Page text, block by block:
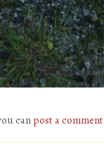
can post a comment